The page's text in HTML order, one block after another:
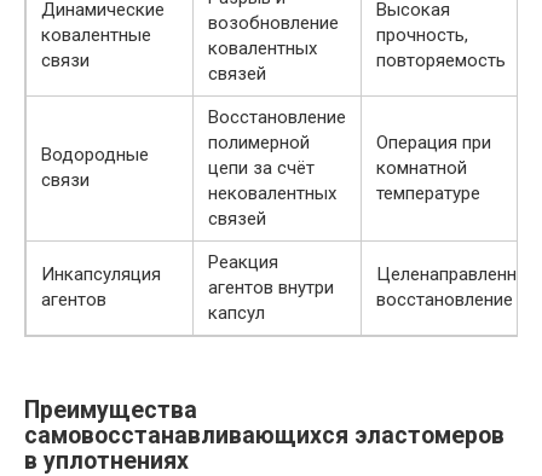
Динамические
ковалентные
связи
возобновление
ковалентных
связей
Высокая
прочность,
повторяемость
Водородные
связи
Восстановление
полимерной
цепи за счёт
нековалентных
связей
Операция при
комнатной
температуре
Инкапсуляция
агентов
Реакция
агентов внутри
капсул
Целенаправленное
восстановление
Преимущества
самовосстанавливающихся эластомеров
в уплотнениях